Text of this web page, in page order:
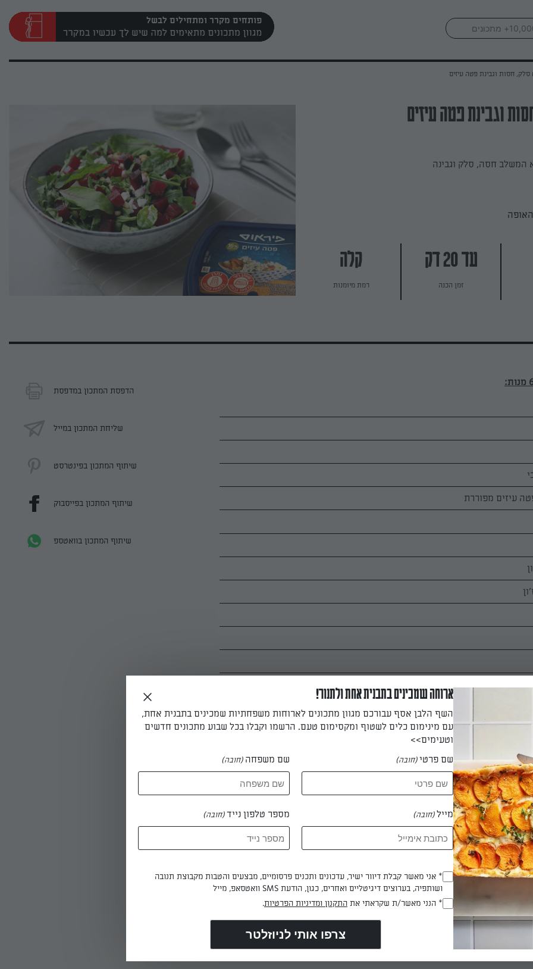
פותחים מקרר ומתחילים לבשל
חסות וגבינת פטה עיזים
וגבינת פטה עיזים
המשלב חסה, סלק וגבינה
עד 20 דק
זמן הכנה
קלה
רמת מיומנות
עוטפים את הסלק בנייר כסף וצולים בתנור שחומם מראש ל-250 מעלות במשך שעה. מקררים,
לקוביות.
את החסה.
עם קוביות סלק, עלי בייבי ורוטב ויניגרט.
לצלחת הגשה, מפזרים מלמעלה את גבינת הפטה ומגישים מיד.
הדפסת המתכון במדפסת
שליחת המתכון במייל
שיתוף המתכון בפינטרסט
שיתוף המתכון בפייסבוק
שיתוף המתכון בוואטספ
ארוחה שמכינים בתבנית אחת ולתנור!
השף הלבן אסף עבורכם מגוון מתכונים לארוחות משפחתיות שמכינים בתבנית אחת,
עם מינימום כלים לשטוף ומקסימום טעם. הרשמו וקבלו בכל שבוע מתכונים חדשים
וטעימים>>
שם פרטי(חובה) שם משפחה (חובה)
מייל(חובה) מספר טלפון נייד(חובה)
(חובה)
* אני מאשר קבלת דיוור ישיר, עדכונים ותכנים פרסומיים, מבצעים והטבות מקבוצת תנובה
ושותפיה, בערוצים דיגיטליים ואחרים, כגון, הודעת SMS וואטסאפ, מייל
(חובה)
* הנני מאשר/ת שקראתי את התקנון ומדיניות הפרטיות.